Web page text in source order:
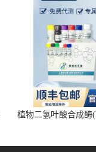
植物二氢叶酸合成酶